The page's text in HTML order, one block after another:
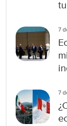
7
7